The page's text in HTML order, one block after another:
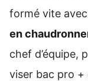
formé vite
en
chef d’équipe,
viser bac pro +